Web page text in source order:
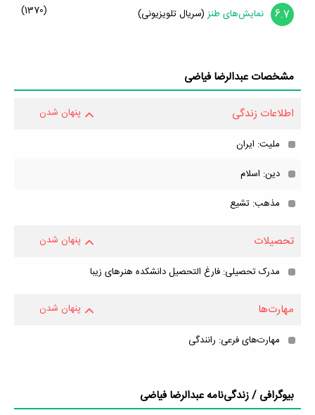
6.7 نمایش‌های طنز (سریال تلویزیونی) (1370)
مشخصات عبدالرضا فیاضی
اطلاعات زندگی پنهان شدن
ملیت: ایران
دین: اسلام
مذهب: تشیع
تحصیلات پنهان شدن
مدرک تحصیلی: فارغ التحصیل دانشکده هنرهای زیبا
مهارت‌ها پنهان شدن
مهارت‌های فرعی: رانندگی
بیوگرافی / زندگی‌نامه عبدالرضا فیاضی